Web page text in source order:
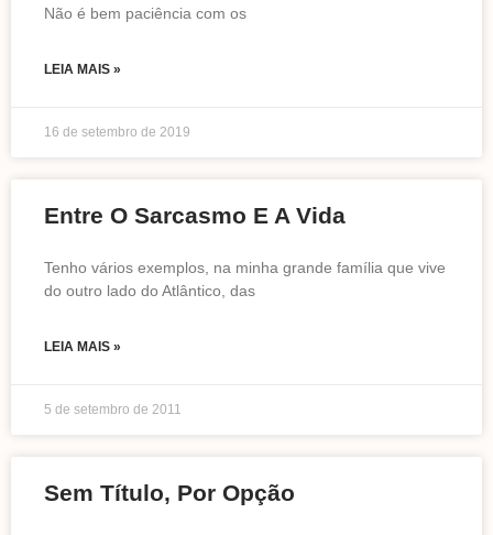
Não é bem paciência com os
LEIA MAIS »
16 de setembro de 2019
Entre O Sarcasmo E A Vida
Tenho vários exemplos, na minha grande família que vive
do outro lado do Atlântico, das
LEIA MAIS »
5 de setembro de 2011
Sem Título, Por Opção